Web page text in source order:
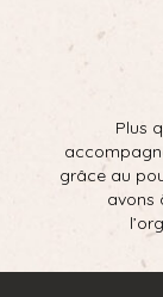
Plus
grâce au
avons